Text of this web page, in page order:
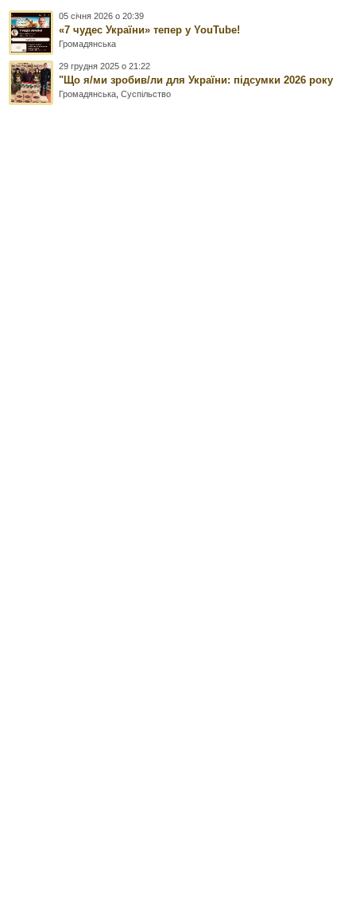
05 січня 2026 о 20:39
«7 чудес України» тепер у YouTube!
Громадянська
29 грудня 2025 о 21:22
"Що я/ми зробив/ли для України: підсумки 2026 року
Громадянська,Суспільство